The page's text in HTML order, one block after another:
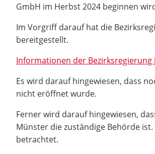
GmbH im Herbst 2024 beginnen
Im Vorgriff darauf hat die
bereitgestellt.
Informationen der Bezirksregierung
Es wird darauf hingewiesen, dass
nicht eröffnet wurde.
Ferner wird darauf hingewiesen,
Münster die zuständige Behörde
betrachtet.